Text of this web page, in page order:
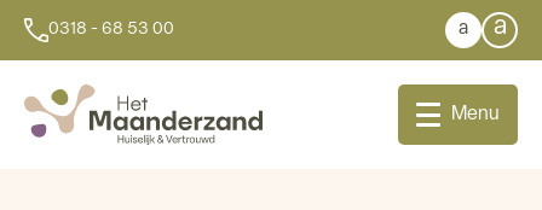
0318 - 68 53 00 a a
Menu